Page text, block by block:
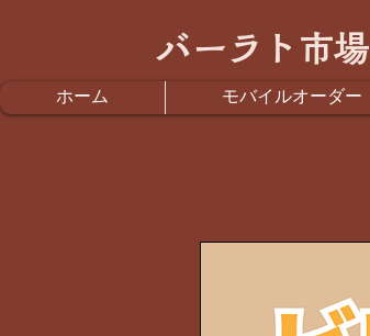
バーラト市場
ホーム モバイルオーダー